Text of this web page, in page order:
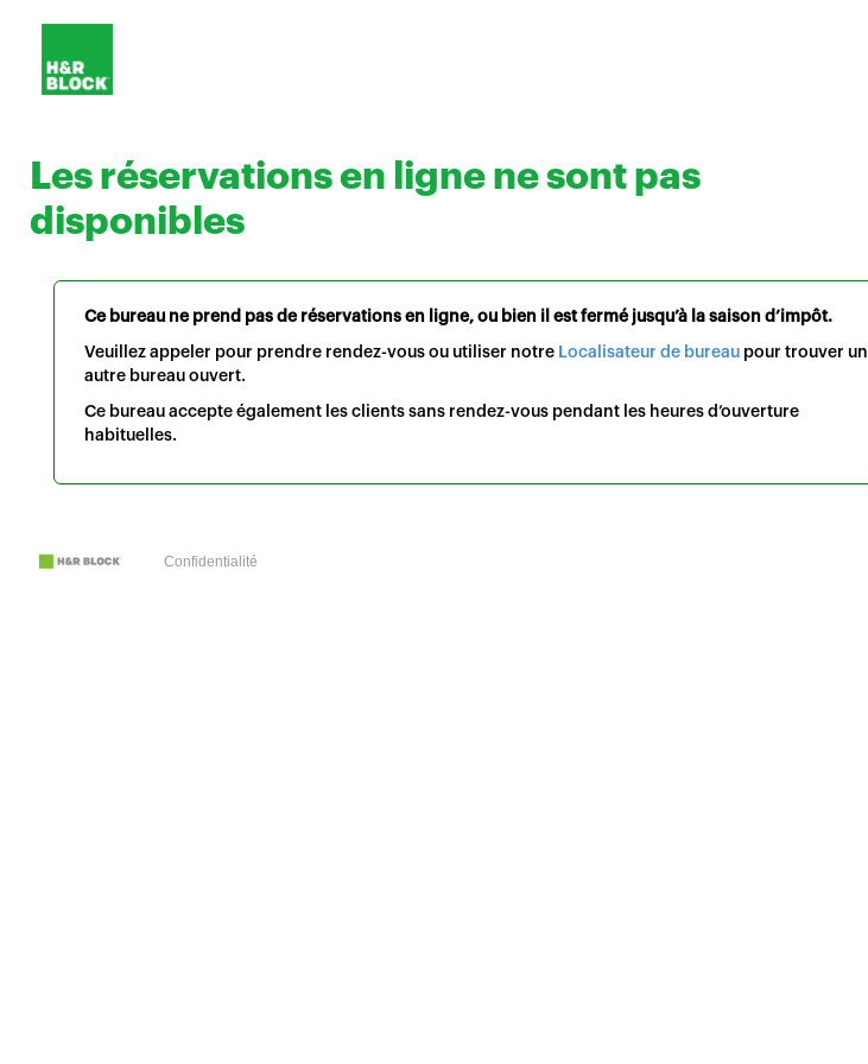
Les réservations en ligne ne sont pas
disponibles
Ce bureau ne prend pas de réservations en ligne, ou bien il est fermé jusqu’à la saison d’impôt.
Veuillez appeler pour prendre rendez-vous ou utiliser notre Localisateur de bureau pour trouver un
autre bureau ouvert.
Ce bureau accepte également les clients sans rendez-vous pendant les heures d’ouverture
habituelles.
Confidentialité